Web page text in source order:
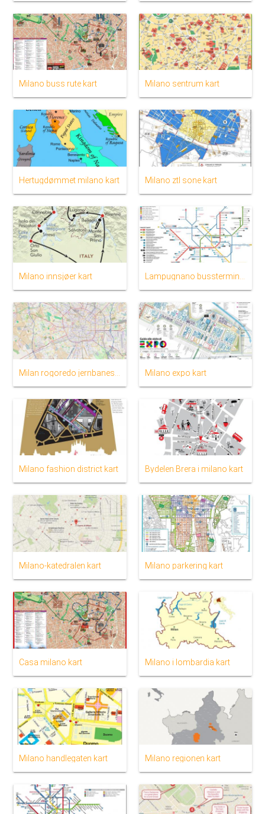
Milano buss rute kart Milano sentrum kart
Hertugdømmet milano kart Milano ztl sone kart
Milano innsjøer kart Lampugnano bussterminalen milano kart
Milano expo kart
Milano fashion district kart Bydelen Brera i milano kart
Milano-katedralen kart Milano parkering kart
Casa milano kart Milano i lombardia kart
Milano handlegaten kart Milano regionen kart